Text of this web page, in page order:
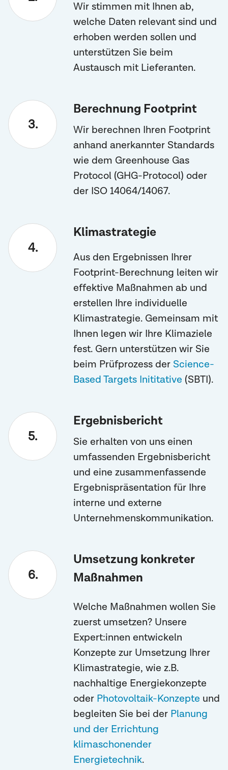
Wir stimmen mit Ihnen ab,
welche Daten relevant sind und
erhoben werden sollen und
unterstützen Sie beim
Austausch mit Lieferanten.
Berechnung Footprint
Wir berechnen Ihren Footprint
anhand anerkannter Standards
wie dem Greenhouse Gas
Protocol (GHG-Protocol) oder
der ISO 14064/14067.
Klimastrategie
Aus den Ergebnissen Ihrer
Footprint-Berechnung leiten wir
effektive Maßnahmen ab und
erstellen Ihre individuelle
Klimastrategie. Gemeinsam mit
Ihnen legen wir Ihre Klimaziele
fest. Gern unterstützen wir Sie
beim Prüfprozess der Science-
Based Targets Inititative (SBTI).
Ergebnisbericht
Sie erhalten von uns einen
umfassenden Ergebnisbericht
und eine zusammenfassende
Ergebnispräsentation für Ihre
interne und externe
Unternehmenskommunikation.
Umsetzung konkreter
Maßnahmen
Welche Maßnahmen wollen Sie
zuerst umsetzen? Unsere
Expert:innen entwickeln
Konzepte zur Umsetzung Ihrer
Klimastrategie, wie z.B.
nachhaltige Energiekonzepte
oder Photovoltaik-Konzepte und
begleiten Sie bei der Planung
und der Errichtung
klimaschonender
Energietechnik.